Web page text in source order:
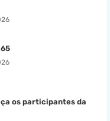
65
os participantes da